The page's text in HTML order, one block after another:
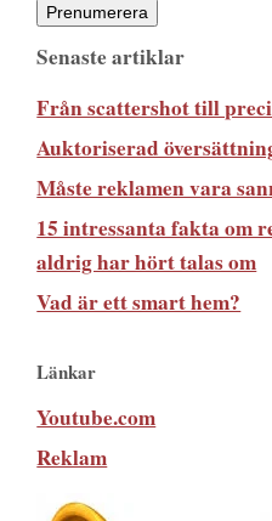
Senaste artiklar
Från scattershot till
Auktoriserad
Måste reklamen vara
15 intressanta fakta om
aldrig har hört talas om
Vad är ett smart hem?
Länkar
Youtube.com
Reklam